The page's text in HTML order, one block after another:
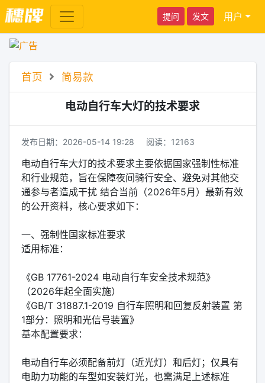
提问 发文 用户
首页 简易款
电动自行车大灯的技术要求
发布日期： 2026-05-14 19:28 阅读： 12163
电动自行车大灯的技术要求主要依据国家强制性标准
和行业规范，旨在保障夜间骑行安全、避免对其他交
通参与者造成干扰 结合当前（2026年5月）最新有效
的公开资料，核心要求如下：
‌一、强制性国家标准要求‌
‌适用标准‌：
《GB 17761-2024 电动自行车安全技术规范》
（2026年起全面实施）‌‌
《GB/T 31887.1-2019 自行车照明和回复反射装置 第
1部分：照明和光信号装置》‌‌
‌基本配置要求‌：
电动自行车‌必须配备前灯（近光灯）和后灯‌；仅具有
电助力功能的车型如安装灯光，也需满足上述标准‌‌